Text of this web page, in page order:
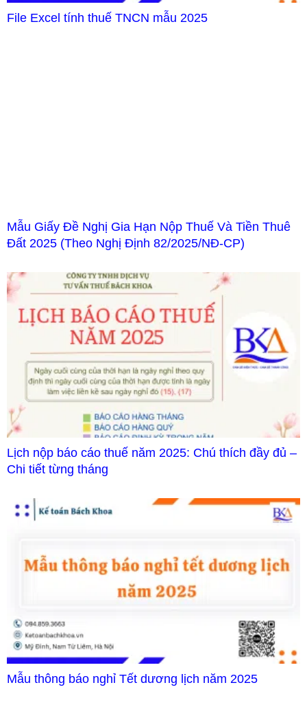
File Excel tính thuế TNCN mẫu 2025
Mẫu Giấy Đề Nghị Gia Hạn Nộp Thuế Và Tiền Thuê
Đất 2025 (Theo Nghị Định 82/2025/NĐ-CP)
Lịch nộp báo cáo thuế năm 2025: Chú thích đầy đủ –
Chi tiết từng tháng
Mẫu thông báo nghỉ Tết dương lịch năm 2025